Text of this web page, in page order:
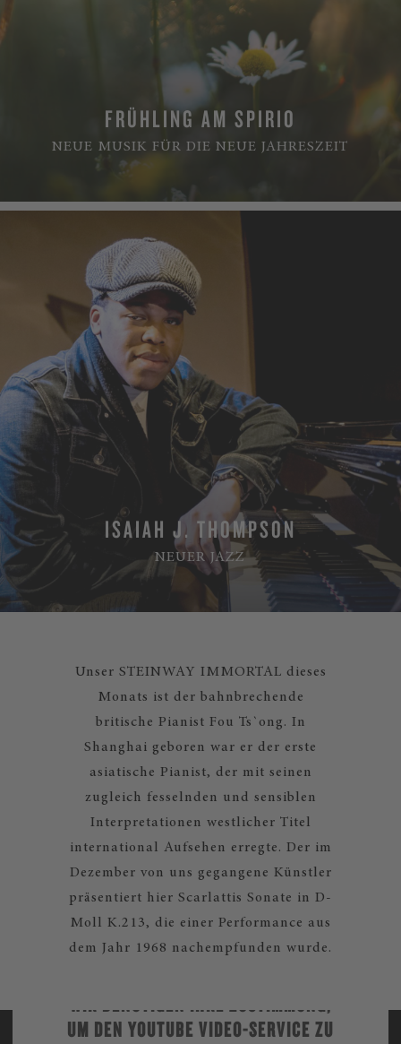
FRÜHLING AM SPIRIO
NEUE MUSIK FÜR DIE NEUE JAHRESZEIT
ISAIAH J. THOMPSON
NEUER JAZZ
Unser STEINWAY IMMORTAL dieses
Monats ist der bahnbrechende
britische Pianist Fou Ts`ong. In
Shanghai geboren war er der erste
asiatische Pianist, der mit seinen
zugleich fesselnden und sensiblen
Interpretationen westlicher Titel
international Aufsehen erregte. Der im
Dezember von uns gegangene Künstler
präsentiert hier Scarlattis Sonate in D-
Moll K.213, die einer Performance aus
dem Jahr 1968 nachempfunden wurde.
WIR BENÖTIGEN IHRE ZUSTIMMUNG,
UM DEN YOUTUBE VIDEO-SERVICE ZU